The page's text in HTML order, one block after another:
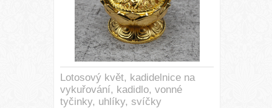
Lotosový květ, kadidelnice na
vykuřování, kadidlo, vonné
tyčinky, uhlíky, svíčky